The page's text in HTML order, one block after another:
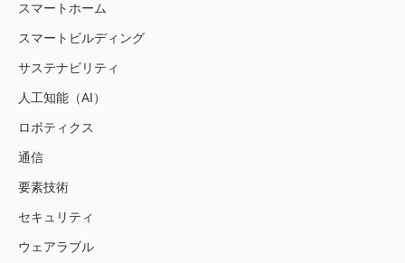
スマートホーム
スマートビルディング
サステナビリティ
人工知能（AI）
ロボティクス
通信
要素技術
セキュリティ
ウェアラブル